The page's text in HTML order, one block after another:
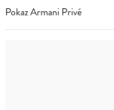
Pokaz Armani Privé